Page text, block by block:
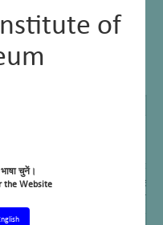
of
चुनें।
the Website
प्रेशर गेज, एमएफसी, वेट गैस मीटर,
मैग्नेटिक स्टिरर, सर्कुलेटिंग बाथ और